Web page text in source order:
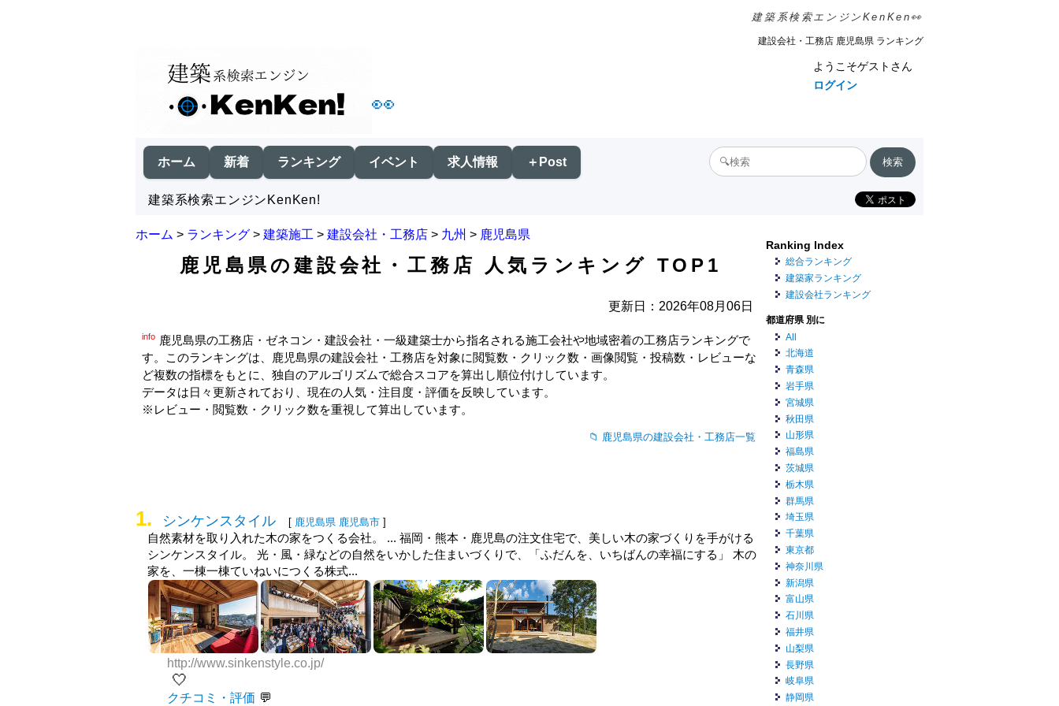
建築系検索エンジンKenKen👀
建設会社・工務店 鹿児島県 ランキング
👀
ようこそゲストさん
ログイン
ホーム 新着 ランキング イベント 求人情報 ＋Post
建築系検索エンジンKenKen!
ホーム > ランキング > 建築施工 > 建設会社・工務店 > 九州 > 鹿児島県
鹿児島県の建設会社・工務店 人気ランキング TOP1
更新日：2026年08月06日
info 鹿児島県の工務店・ゼネコン・建設会社・一級建築士から指名される施工会社や地域密着の工務店ランキングで
す。このランキングは、鹿児島県の建設会社・工務店を対象に閲覧数・クリック数・画像閲覧・投稿数・レビューな
ど複数の指標をもとに、独自のアルゴリズムで総合スコアを算出し順位付けしています。
データは日々更新されており、現在の人気・注目度・評価を反映しています。
※レビュー・閲覧数・クリック数を重視して算出しています。
鹿児島県の建設会社・工務店一覧
1. シンケンスタイル [ 鹿児島県 鹿児島市]
自然素材を取り入れた木の家をつくる会社。 ... 福岡・熊本・鹿児島の注文住宅で、美しい木の家づくりを手がける
シンケンスタイル。 光・風・緑などの自然をいかした住まいづくりで、「ふだんを、いちばんの幸福にする」 木の
家を、一棟一棟ていねいにつくる株式...
http://www.sinkenstyle.co.jp/
🤍
クチコミ・評価
Ranking Index
総合ランキング
建築家ランキング
建設会社ランキング
都道府県 別に
All
北海道
青森県
岩手県
宮城県
秋田県
山形県
福島県
茨城県
栃木県
群馬県
埼玉県
千葉県
東京都
神奈川県
新潟県
富山県
石川県
福井県
山梨県
長野県
岐阜県
静岡県